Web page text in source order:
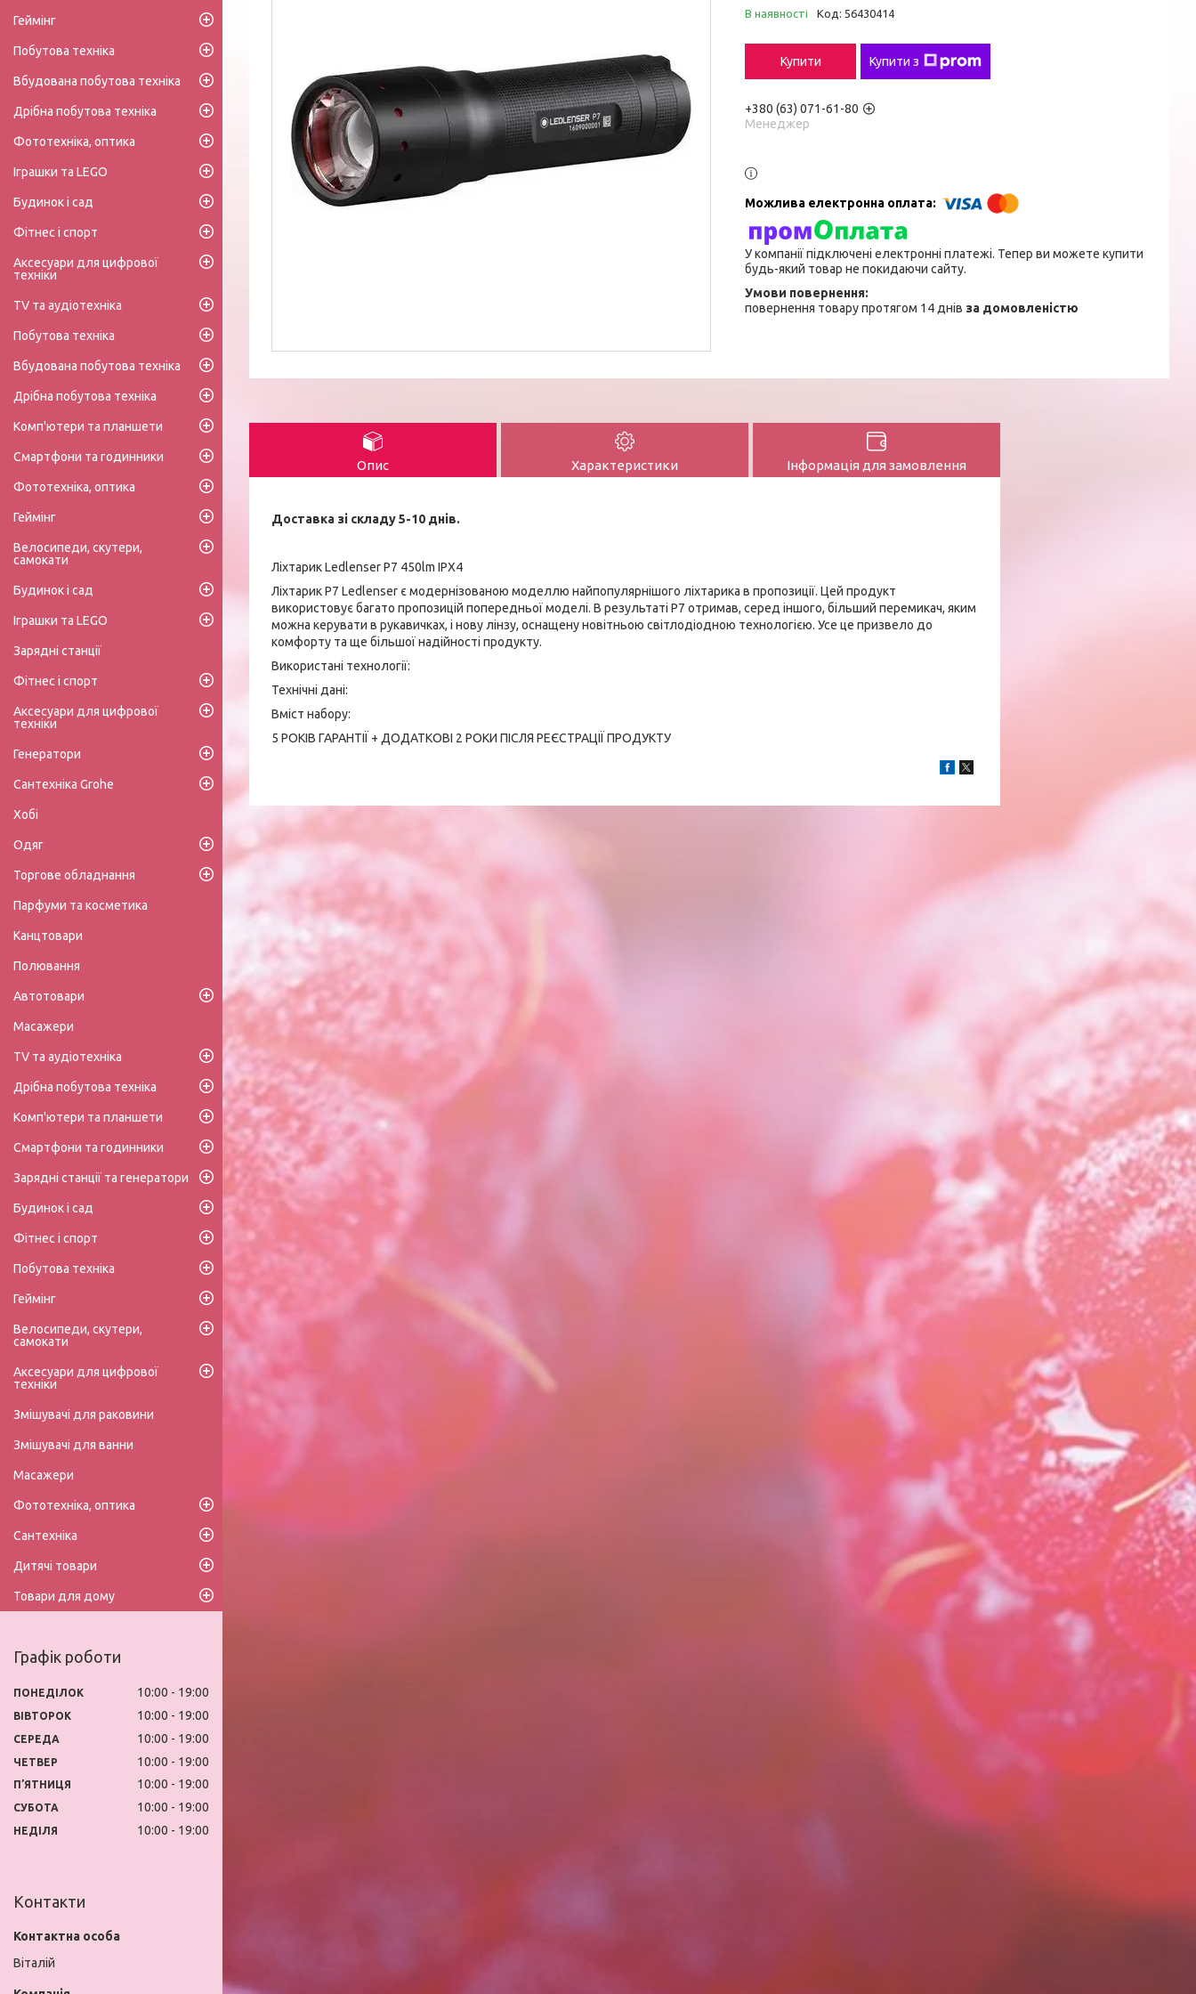
В наявності Код: 56430414
Купити Купити з
+380 (63) 071-61-80
Менеджер
У компанії підключені електронні платежі. Тепер ви можете купити
будь-який товар не покидаючи сайту.
повернення товару протягом 14 днів за домовленістю
Опис Характеристики Інформація для замовлення
Доставка зі складу 5-10 днів.
Ліхтарик Ledlenser P7 450lm IPX4
Ліхтарик P7 Ledlenser є модернізованою моделлю найпопулярнішого ліхтарика в пропозиції. Цей продукт
використовує багато пропозицій попередньої моделі. В результаті P7 отримав, серед іншого, більший перемикач, яким
можна керувати в рукавичках, і нову лінзу, оснащену новітньою світлодіодною технологією. Усе це призвело до
комфорту та ще більшої надійності продукту.
Використані технології:
Технічні дані:
Вміст набору:
5 РОКІВ ГАРАНТІЇ + ДОДАТКОВІ 2 РОКИ ПІСЛЯ РЕЄСТРАЦІЇ ПРОДУКТУ
Геймінг
Побутова техніка
Вбудована побутова техніка
Дрібна побутова техніка
Фототехніка, оптика
Іграшки та LEGO
Будинок і сад
Фітнес і спорт
Аксесуари для цифрової
техніки
TV та аудіотехніка
Побутова техніка
Вбудована побутова техніка
Дрібна побутова техніка
Комп'ютери та планшети
Смартфони та годинники
Фототехніка, оптика
Геймінг
Велосипеди, скутери,
самокати
Будинок і сад
Іграшки та LEGO
Зарядні станції
Фітнес і спорт
Аксесуари для цифрової
техніки
Генератори
Сантехніка Grohe
Хобі
Одяг
Торгове обладнання
Парфуми та косметика
Канцтовари
Полювання
Автотовари
Масажери
TV та аудіотехніка
Дрібна побутова техніка
Комп'ютери та планшети
Смартфони та годинники
Зарядні станції та генератори
Будинок і сад
Фітнес і спорт
Побутова техніка
Геймінг
Велосипеди, скутери,
самокати
Аксесуари для цифрової
техніки
Змішувачі для раковини
Змішувачі для ванни
Масажери
Фототехніка, оптика
Сантехніка
Дитячі товари
Товари для дому
Графік роботи
ПОНЕДІЛОК 10:00 19:00
ВІВТОРОК 10:00 19:00
СЕРЕДА 10:00 19:00
ЧЕТВЕР 10:00 19:00
ПʼЯТНИЦЯ 10:00 19:00
СУБОТА 10:00 19:00
НЕДІЛЯ 10:00 19:00
Контакти
Віталій